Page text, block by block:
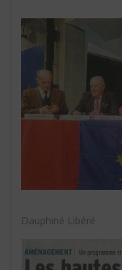
Dauphiné Libéré